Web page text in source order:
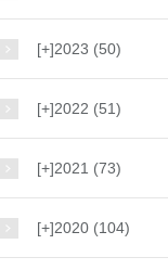
[+]2023 (50)
[+]2022 (51)
[+]2021 (73)
[+]2020 (104)